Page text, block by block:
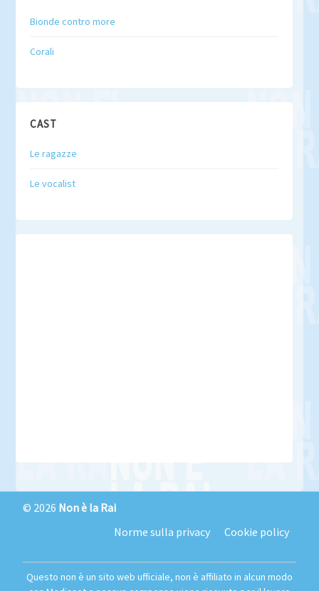
Bionde contro more
Corali
CAST
Le ragazze
Le vocalist
© 2026 Non è la Rai
Norme sulla privacy
Cookie policy
Questo non è un sito web ufficiale, non è affiliato in alcun modo